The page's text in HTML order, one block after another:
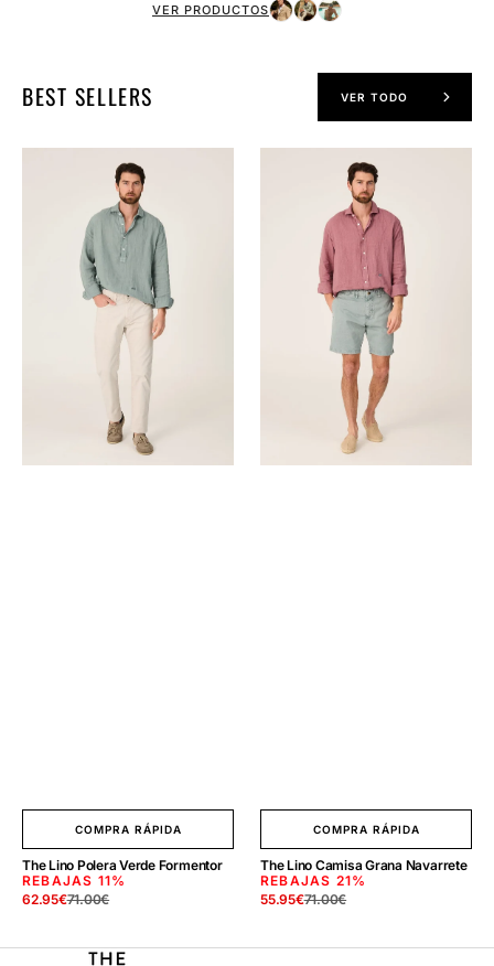
VER PRODUCTOS
BEST SELLERS VER TODO
Formentor
COMPRA RÁPIDA
The Lino Polera Verde Formentor
REBAJAS 11%
Precio
venta
62.95€
Precio
71.00€
Navarrete
COMPRA RÁPIDA
The Lino Camisa Grana Navarrete
REBAJAS 21%
Precio
venta
55.95€
Precio
71.00€